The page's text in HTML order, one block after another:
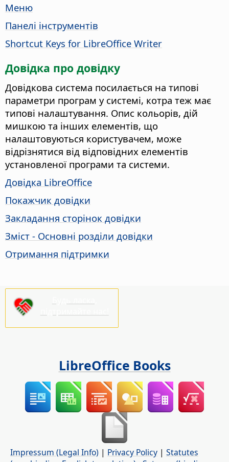
Меню
Панелі інструментів
Shortcut Keys for LibreOffice Writer
Довідка про довідку
Довідкова система посилається на типові
параметри програм у системі, котра теж має
типові налаштування. Опис кольорів, дій
мишкою та інших елементів, що
налаштовуються користувачем, може
відрізнятися від відповідних елементів
установленої програми та системи.
Довідка LibreOffice
Покажчик довідки
Закладання сторінок довідки
Зміст - Основні розділи довідки
Отримання підтримки
LibreOffice Books
Impressum (Legal Info) | Privacy Policy | Statutes